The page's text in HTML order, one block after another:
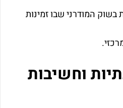
בשוק המודרני שבו זמינות
וחשיבות